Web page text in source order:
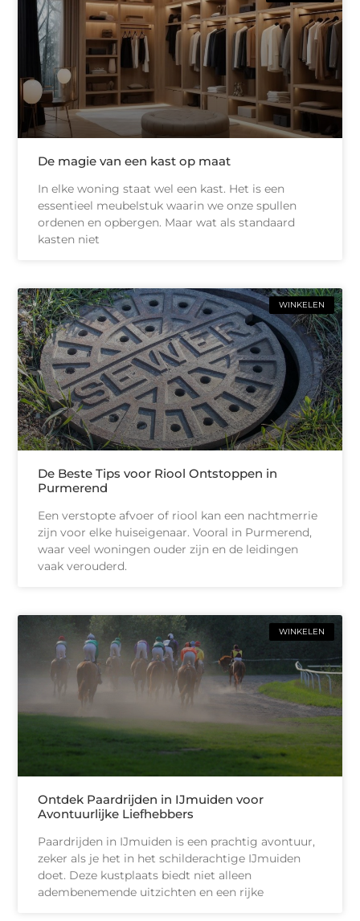
De magie van een kast op maat
In elke woning staat wel een kast. Het is een
essentieel meubelstuk waarin we onze spullen
ordenen en opbergen. Maar wat als standaard
kasten niet
WINKELEN
De Beste Tips voor Riool Ontstoppen in
Purmerend
Een verstopte afvoer of riool kan een nachtmerrie
zijn voor elke huiseigenaar. Vooral in Purmerend,
waar veel woningen ouder zijn en de leidingen
vaak verouderd.
WINKELEN
Ontdek Paardrijden in IJmuiden voor
Avontuurlijke Liefhebbers
Paardrijden in IJmuiden is een prachtig avontuur,
zeker als je het in het schilderachtige IJmuiden
doet. Deze kustplaats biedt niet alleen
adembenemende uitzichten en een rijke